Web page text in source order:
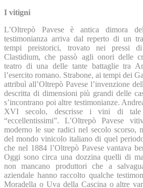
I vitigni
L’Oltrepò Pavese è antica dimora
testimonianza arriva dal reperto di un
tempi preistorici, trovato nei pressi
Clastidium, che passò agli onori delle
teatro di una delle tante battaglie tra
l’esercito romano. Strabone, ai tempi dei
attribuì all’Oltrepò Pavese l’invenzione
descritta di dimensioni più grandi delle
s’incontrano poi altre testimonianze.
XVI secolo, descrisse i vini di
“eccellentissimi”. L’Oltrepò Pavese
moderno le sue radici nel secolo scorso,
del mondo vinicolo italiano di quel
che nel 1884 l’Oltrepò Pavese vantava
Oggi sono circa una dozzina quelli di
non mancano produttori che a
aziendale hanno raccolto qualche
Moradella o Uva della Cascina o altre